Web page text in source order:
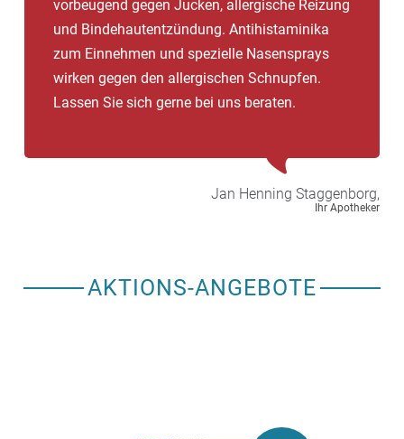
den Herbst blühen.
vorbeugend gegen Jucken, allergische Reizung
und Bindehautentzündung. Antihistaminika
zum Einnehmen und spezielle Nasensprays
wirken gegen den allergischen Schnupfen.
Lassen Sie sich gerne bei uns beraten.
Jan Henning Staggenborg,
Ihr Apotheker
AKTIONS-ANGEBOTE